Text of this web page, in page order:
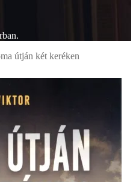
útján két keréken